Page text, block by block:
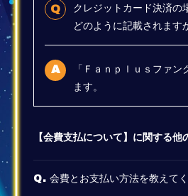
Q
クレジットカード決済の
どのように記載されます
A
「Ｆａｎｐｌｕｓファ
ます。
【会費支払について】に関する他
Q. 会費とお支払い方法を教えてく